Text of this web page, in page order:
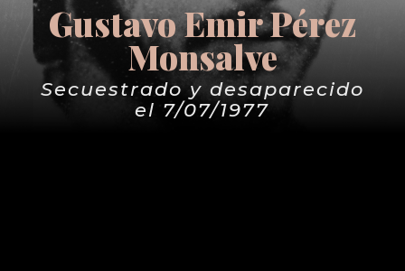
Gustavo Emir Pérez
Monsalve
Secuestrado y desaparecido
el 7/07/1977